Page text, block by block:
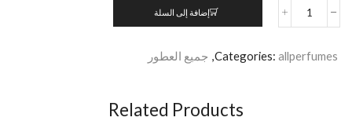
إضافة إلى السلة
Categories: allperfumes
, جميع العطور
Related Products